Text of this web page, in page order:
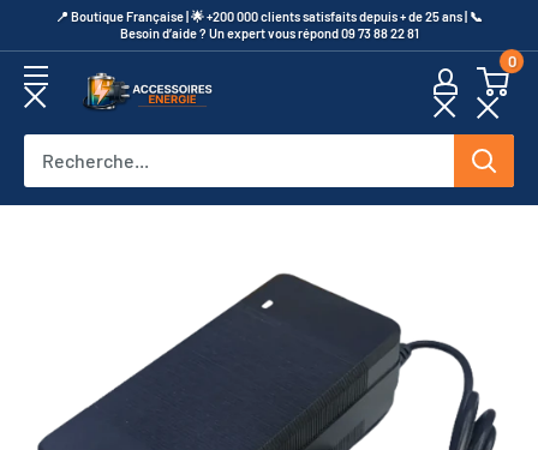
au
contenu
​📍​ Boutique Française | 🌟 +200 000 clients satisfaits depuis + de 25 ans | 📞​
Besoin d’aide ? Un expert vous répond 09 73 88 22 81
Accessoires
0